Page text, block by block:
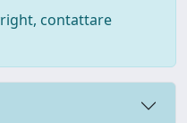
contattare